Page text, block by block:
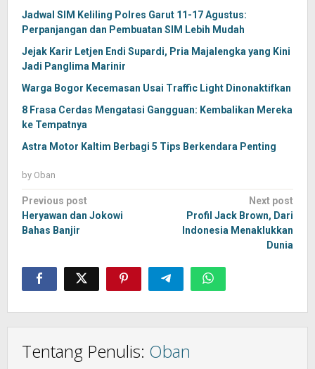
Jadwal SIM Keliling Polres Garut 11-17 Agustus:
Perpanjangan dan Pembuatan SIM Lebih Mudah
Jejak Karir Letjen Endi Supardi, Pria Majalengka yang Kini
Jadi Panglima Marinir
Warga Bogor Kecemasan Usai Traffic Light Dinonaktifkan
8 Frasa Cerdas Mengatasi Gangguan: Kembalikan Mereka
ke Tempatnya
Astra Motor Kaltim Berbagi 5 Tips Berkendara Penting
by Oban
Post
navigation
Previous post
Heryawan dan Jokowi
Bahas Banjir
Next post
Profil Jack Brown, Dari
Indonesia Menaklukkan
Dunia
Tentang Penulis: Oban